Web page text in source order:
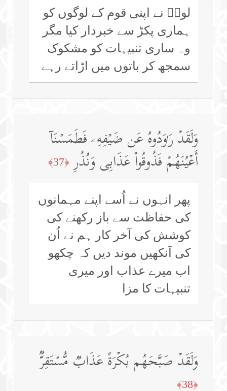
لوطؑ نے اپنی قوم کے لوگوں کو
ہماری پکڑ سے خبردار کیا مگر
وہ ساری تنبیہات کو مشکوک
سمجھ کر باتوں میں اڑاتے رہے
وَلَقَدۡ رَ ٰ⁠وَدُوهُ عَن ضَیۡفِهِۦ فَطَمَسۡنَاۤ
أَعۡیُنَهُمۡ فَذُوقُوا۟ عَذَابِی وَنُذُرِ ﴿37﴾
پھر انہوں نے اُسے اپنے مہمانوں
کی حفاظت سے باز رکھنے کی
کوشش کی آخر کار ہم نے اُن
کی آنکھیں موند دیں کہ چکھو
اب میرے عذاب اور میری
تنبیہات کا مزا
وَلَقَدۡ صَبَّحَهُم بُكۡرَةً عَذَابࣱ مُّسۡتَقِرࣱّ
﴿38﴾